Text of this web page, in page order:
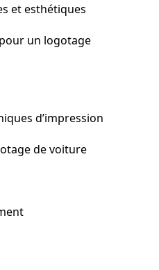
et esthétiques
un logotage
d’impression
de voiture